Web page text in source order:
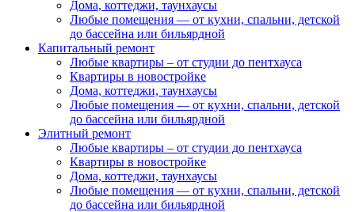
Дома, коттеджи, таунхаусы
Любые помещения — от кухни, спальни, детской
до бассейна или бильярдной
Капитальный ремонт
Любые квартиры – от студии до пентхауса
Квартиры в новостройке
Дома, коттеджи, таунхаусы
Любые помещения — от кухни, спальни, детской
до бассейна или бильярдной
Элитный ремонт
Любые квартиры – от студии до пентхауса
Квартиры в новостройке
Дома, коттеджи, таунхаусы
Любые помещения — от кухни, спальни, детской
до бассейна или бильярдной